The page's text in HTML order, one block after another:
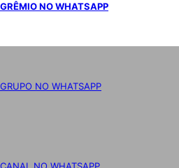
GRÊMIO NO WHATSAPP
GRUPO NO WHATSAPP